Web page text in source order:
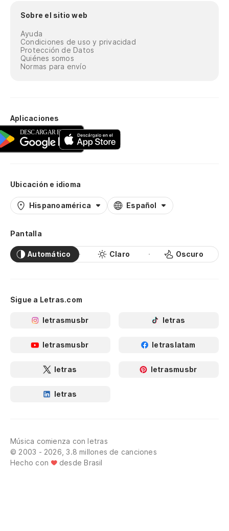
Sobre el sitio web
Ayuda
Condiciones de uso y privacidad
Protección de Datos
Quiénes somos
Normas para envío
Aplicaciones
Ubicación e idioma
Hispanoamérica Español
Pantalla
Automático Claro Oscuro
Sigue a Letras.com
letrasmusbr letras
letrasmusbr letraslatam
letras letrasmusbr
letras
Música comienza con letras
© 2003 - 2026, 3.8 millones de canciones
Hecho con
desde Brasil